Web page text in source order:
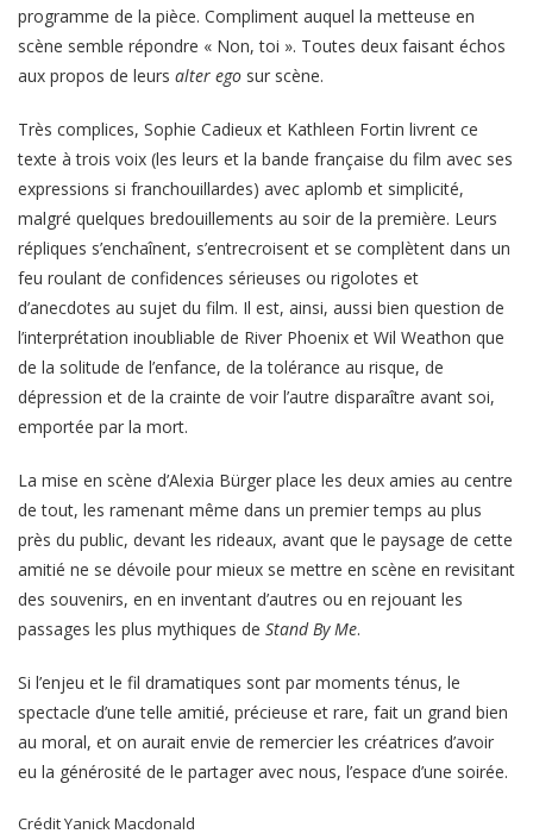
programme de la pièce. Compliment auquel la metteuse en
scène semble répondre « Non, toi ». Toutes deux faisant échos
aux propos de leurs alter ego sur scène.
Très complices, Sophie Cadieux et Kathleen Fortin livrent ce
texte à trois voix (les leurs et la bande française du film avec ses
expressions si franchouillardes) avec aplomb et simplicité,
malgré quelques bredouillements au soir de la première. Leurs
répliques s’enchaînent, s’entrecroisent et se complètent dans un
feu roulant de confidences sérieuses ou rigolotes et
d’anecdotes au sujet du film. Il est, ainsi, aussi bien question de
l’interprétation inoubliable de River Phoenix et Wil Weathon que
de la solitude de l’enfance, de la tolérance au risque, de
dépression et de la crainte de voir l’autre disparaître avant soi,
emportée par la mort.
La mise en scène d’Alexia Bürger place les deux amies au centre
de tout, les ramenant même dans un premier temps au plus
près du public, devant les rideaux, avant que le paysage de cette
amitié ne se dévoile pour mieux se mettre en scène en revisitant
des souvenirs, en en inventant d’autres ou en rejouant les
passages les plus mythiques de Stand By Me.
Si l’enjeu et le fil dramatiques sont par moments ténus, le
spectacle d’une telle amitié, précieuse et rare, fait un grand bien
au moral, et on aurait envie de remercier les créatrices d’avoir
eu la générosité de le partager avec nous, l’espace d’une soirée.
Crédit Yanick Macdonald